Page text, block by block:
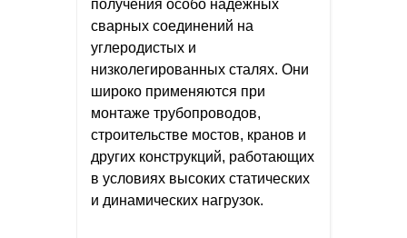
получения особо надежных
сварных соединений на
углеродистых и
низколегированных сталях. Они
широко применяются при
монтаже трубопроводов,
строительстве мостов, кранов и
других конструкций, работающих
в условиях высоких статических
и динамических нагрузок.